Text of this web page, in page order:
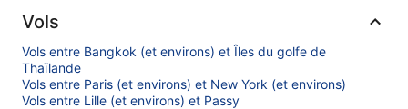
Vols
Vols entre Bangkok (et environs) et Îles du golfe de
Thaïlande
Vols entre Paris (et environs) et New York (et environs)
Vols entre Lille (et environs) et Passy